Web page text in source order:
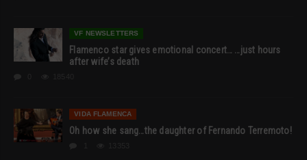
VF NEWSLETTERS
Flamenco star gives emotional concert… …just hours
after wife’s death
VIDA FLAMENCA
Oh how she sang…the daughter of Fernando Terremoto!